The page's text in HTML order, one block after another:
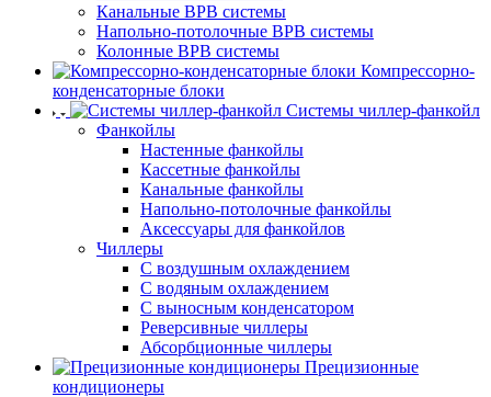
Канальные ВРВ системы
Напольно-потолочные ВРВ системы
Колонные ВРВ системы
Компрессорно-
конденсаторные блоки
Системы чиллер-фанкойл
Фанкойлы
Настенные фанкойлы
Кассетные фанкойлы
Канальные фанкойлы
Напольно-потолочные фанкойлы
Аксессуары для фанкойлов
Чиллеры
С воздушным охлаждением
С водяным охлаждением
С выносным конденсатором
Реверсивные чиллеры
Абсорбционные чиллеры
Прецизионные
кондиционеры